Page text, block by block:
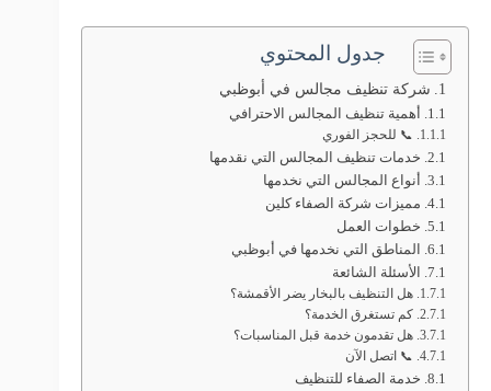
جدول المحتوي
شركة تنظيف مجالس في أبوظبي
أهمية تنظيف المجالس الاحترافي
📞 للحجز الفوري
خدمات تنظيف المجالس التي نقدمها
أنواع المجالس التي نخدمها
مميزات شركة الصفاء كلين
خطوات العمل
المناطق التي نخدمها في أبوظبي
الأسئلة الشائعة
هل التنظيف بالبخار يضر الأقمشة؟
كم تستغرق الخدمة؟
هل تقدمون خدمة قبل المناسبات؟
📞 اتصل الآن
خدمة الصفاء للتنظيف